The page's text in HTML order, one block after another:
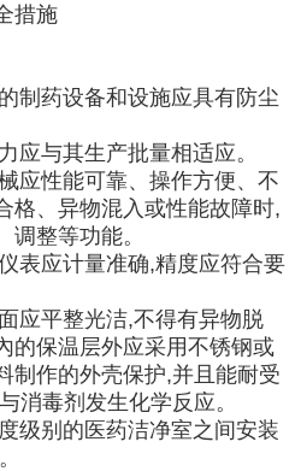
措施
制药设备和设施应具有防尘
应与其生产批量相适应。
应性能可靠、操作方便、不
格、异物混入或性能故障时,
调整等功能。
表应计量准确,精度应符合要
应平整光洁,不得有异物脱
的保温层外应采用不锈钢或
制作的外壳保护,并且能耐受
消毒剂发生化学反应。
级别的医药洁净室之间安装